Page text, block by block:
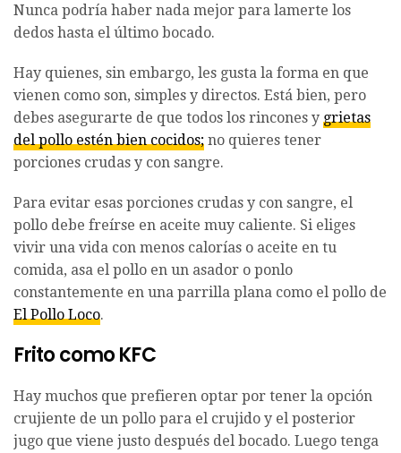
Nunca podría haber nada mejor para lamerte los
dedos hasta el último bocado.
Hay quienes, sin embargo, les gusta la forma en que
vienen como son, simples y directos. Está bien, pero
debes asegurarte de que todos los rincones y grietas
del pollo estén bien cocidos; no quieres tener
porciones crudas y con sangre.
Para evitar esas porciones crudas y con sangre, el
pollo debe freírse en aceite muy caliente. Si eliges
vivir una vida con menos calorías o aceite en tu
comida, asa el pollo en un asador o ponlo
constantemente en una parrilla plana como el pollo de
El Pollo Loco.
Frito como KFC
Hay muchos que prefieren optar por tener la opción
crujiente de un pollo para el crujido y el posterior
jugo que viene justo después del bocado. Luego tenga